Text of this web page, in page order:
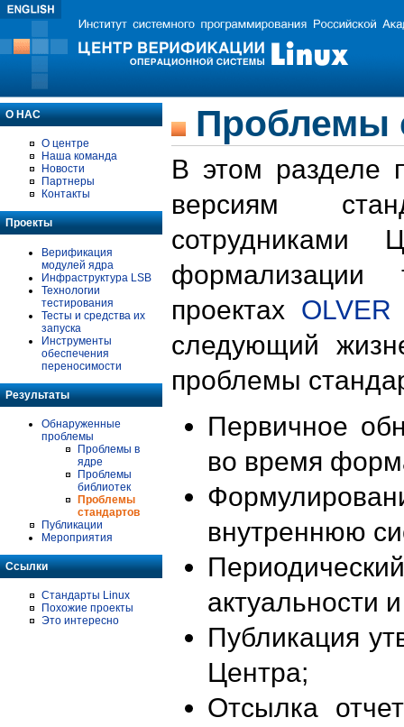
О НАС
О центре
Наша команда
Новости
Партнеры
Контакты
Проекты
Верификация
модулей ядра
Инфраструктура LSB
Технологии
тестирования
Тесты и средства их
запуска
Инструменты
обеспечения
переносимости
Результаты
Обнаруженные
проблемы
Проблемы в
ядре
Проблемы
библиотек
Проблемы
стандартов
Публикации
Мероприятия
Ссылки
Стандарты Linux
Похожие проекты
Это интересно
Проблемы
В этом разделе
версиям
формализации
проектах OLVER
следующий
проблемы
Первичное
во время
внутреннюю
актуальности
Публикация
Центра;
Отсылка